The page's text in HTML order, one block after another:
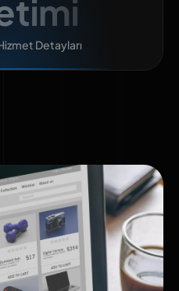
Detayları